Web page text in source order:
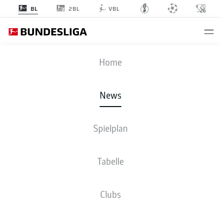
BL 2BL VBL
Home
News
Spielplan
Tabelle
Clubs
Montrell Culbreath verlängert bei Bayer 04 Leverkusen